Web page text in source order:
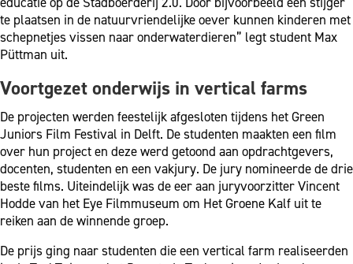
te plaatsen in de natuurvriendelijke oever kunnen kinderen met
schepnetjes vissen naar onderwaterdieren” legt student Max
Püttman uit.
Voortgezet onderwijs in vertical farms
De projecten werden feestelijk afgesloten tijdens het Green
Juniors Film Festival in Delft. De studenten maakten een film
over hun project en deze werd getoond aan opdrachtgevers,
docenten, studenten en een vakjury. De jury nomineerde de drie
beste films. Uiteindelijk was de eer aan juryvoorzitter Vincent
Hodde van het Eye Filmmuseum om Het Groene Kalf uit te
reiken aan de winnende groep.
De prijs ging naar studenten die een vertical farm realiseerden